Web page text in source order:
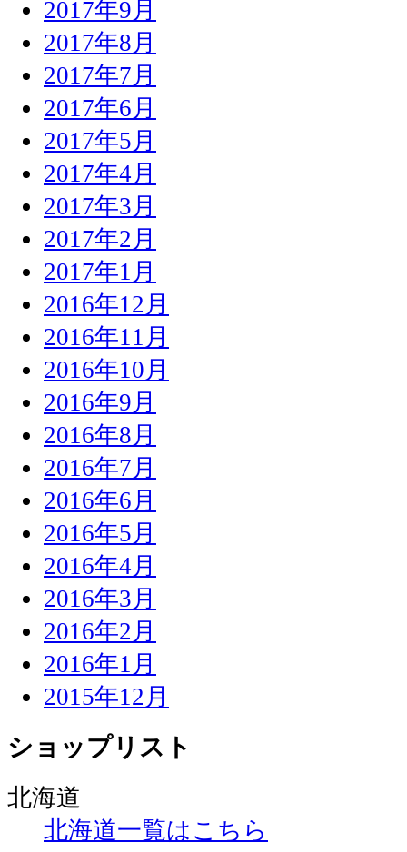
2017年9月
2017年8月
2017年7月
2017年6月
2017年5月
2017年4月
2017年3月
2017年2月
2017年1月
2016年12月
2016年11月
2016年10月
2016年9月
2016年8月
2016年7月
2016年6月
2016年5月
2016年4月
2016年3月
2016年2月
2016年1月
2015年12月
ショップリスト
北海道
北海道一覧はこちら